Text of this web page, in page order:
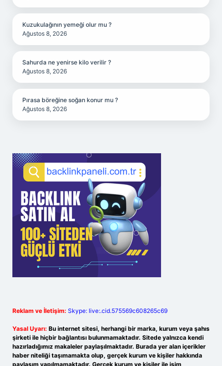
Kuzukulağının yemeği olur mu ?
Ağustos 8, 2026
Sahurda ne yenirse kilo verilir ?
Ağustos 8, 2026
Pırasa böreğine soğan konur mu ?
Ağustos 8, 2026
Reklam ve İletişim: Skype: live:.cid.575569c608265c69
Yasal Uyarı: Bu internet sitesi, herhangi bir marka, kurum veya şahıs
şirketi ile hiçbir bağlantısı bulunmamaktadır. Sitede yalnızca kendi
hazırladığımız makaleler paylaşılmaktadır. Burada yer alan içerikler
haber niteliği taşımamakta olup, gerçek kurum ve kişiler hakkında
paylaşım yapılmamaktadır. Gerçek kurum ve kişiler ile isim